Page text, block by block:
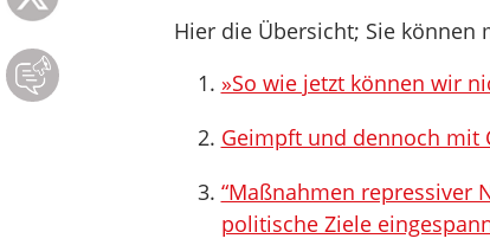
Hier die Übersicht; Sie können
»So wie jetzt können wir
Geimpft und dennoch mit
“Maßnahmen repressiver
politische Ziele